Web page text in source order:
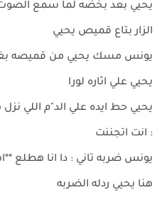
يحيي بعد بخضه لما سمع
الزار بتاع قميص يحيي
يونس مسك يحيي من قميصه
يحيي علي اثاره لورا
يحيي حط ايده علي الد"م اللي
: انت اتجننت
يونس ضربه تاني : دا انا هطلع
هنا يحيي ردله الضربه